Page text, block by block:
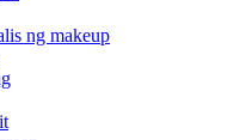
ng makeup